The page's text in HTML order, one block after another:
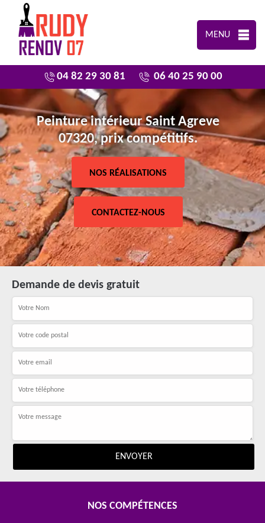
MENU
04 82 29 30 81 06 40 25 90 00
Peinture intérieur Saint Agreve
07320, prix compétitifs.
NOS RÉALISATIONS
CONTACTEZ-NOUS
Demande de devis gratuit
NOS COMPÉTENCES